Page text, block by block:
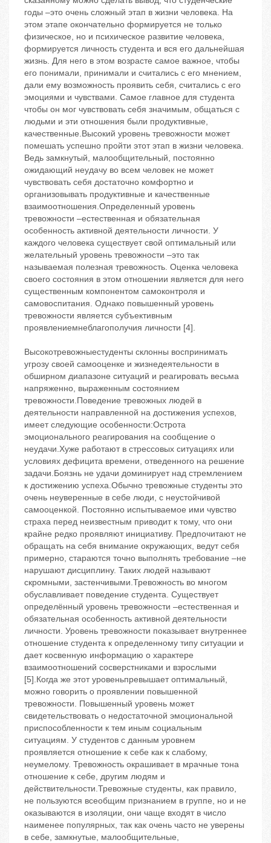
годы –это очень сложный этап в жизни человека. На
этом этапе окончательно формируется не только
физическое, но и психическое развитие человека,
формируется личность студента и вся его дальнейшая
жизнь. Для него в этом возрасте самое важное, чтобы
его понимали, принимали и считались с его мнением,
дали ему возможность проявить себя, считались с его
эмоциями и чувствами. Самое главное для студента
чтобы он мог чувствовать себя значимым, общаться с
людьми и эти отношения были продуктивные,
качественные.Высокий уровень тревожности может
помешать успешно пройти этот этап в жизни человека.
Ведь замкнутый, малообщительный, постоянно
ожидающий неудачу во всем человек не может
чувствовать себя достаточно комфортно и
организовывать продуктивные и качественные
взаимоотношения.Определенный уровень
тревожности –естественная и обязательная
особенность активной деятельности личности. У
каждого человека существует свой оптимальный или
желательный уровень тревожности –это так
называемая полезная тревожность. Оценка человека
своего состояния в этом отношении является для него
существенным компонентом самоконтроля и
самовоспитания. Однако повышенный уровень
тревожности является субъективным
проявлениемнеблагополучия личности [4].
Высокотревожныестуденты склонны воспринимать
угрозу своей самооценке и жизнедеятельности в
обширном диапазоне ситуаций и реагировать весьма
напряженно, выраженным состоянием
тревожности.Поведение тревожных людей в
деятельности направленной на достижения успехов,
имеет следующие особенности:Острота
эмоционального реагирования на сообщение о
неудачи.Хуже работают в стрессовых ситуациях или
условиях дефицита времени, отведенного на решение
задачи.Боязнь не удачи доминирует над стремлением
к достижению успеха.Обычно тревожные студенты это
очень неуверенные в себе люди, с неустойчивой
самооценкой. Постоянно испытываемое ими чувство
страха перед неизвестным приводит к тому, что они
крайне редко проявляют инициативу. Предпочитают не
обращать на себя внимание окружающих, ведут себя
примерно, стараются точно выполнять требование –не
нарушают дисциплину. Таких людей называют
скромными, застенчивыми.Тревожность во многом
обуславливает поведение студента. Существует
определённый уровень тревожности –естественная и
обязательная особенность активной деятельности
личности. Уровень тревожности показывает внутреннее
отношение студента к определенному типу ситуации и
дает косвенную информацию о характере
взаимоотношений сосверстниками и взрослыми
[5].Когда же этот уровеньпревышает оптимальный,
можно говорить о проявлении повышенной
тревожности. Повышенный уровень может
свидетельствовать о недостаточной эмоциональной
приспособленности к тем иным социальным
ситуациям. У студентов с данным уровнем
проявляется отношение к себе как к слабому,
неумелому. Тревожность окрашивает в мрачные тона
отношение к себе, другим людям и
действительности.Тревожные студенты, как правило,
не пользуются всеобщим признанием в группе, но и не
оказываются в изоляции, они чаще входят в число
наименее популярных, так как очень часто не уверены
в себе, замкнутые, малообщительные,